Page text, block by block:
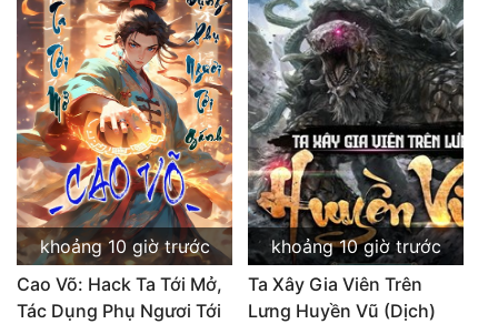
khoảng 10 giờ trước
Cao Võ: Hack Ta Tới Mở,
Tác Dụng Phụ Ngươi Tới
khoảng 10 giờ trước
Ta Xây Gia Viên Trên
Lưng Huyền Vũ (Dịch)